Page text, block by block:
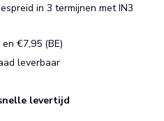
in 3 termijnen met IN3
€7,95 (BE)
leverbaar
levertijd